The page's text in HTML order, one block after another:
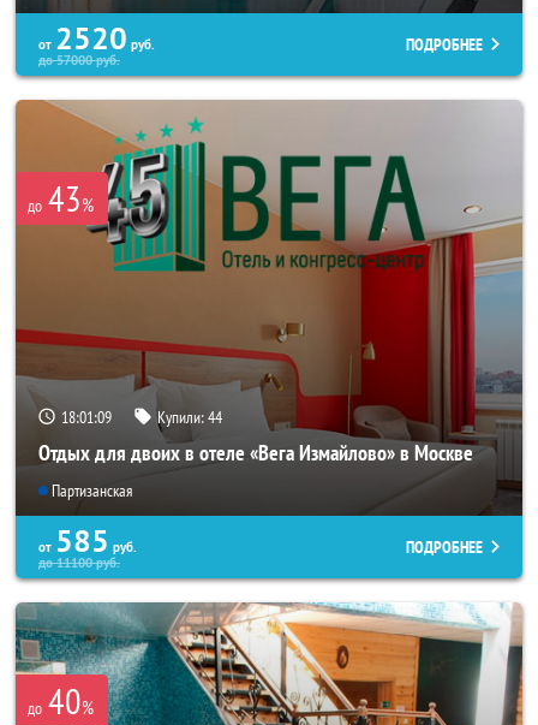
от 2520 руб.
до57000руб.
ПОДРОБНЕЕ
до 43%
18:01:07 Купили:44
Отдых для двоих в отеле «Вега Измайлово» в Москве
Партизанская
от 585 руб.
до11100руб.
ПОДРОБНЕЕ
до 40%